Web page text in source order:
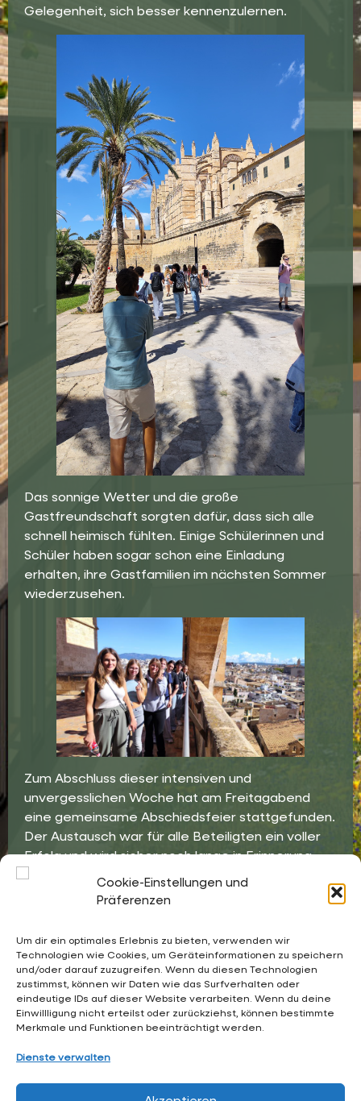
Cookie-Einstellungen und
Präferenzen
Um dir ein optimales Erlebnis zu bieten, verwenden wir
Technologien wie Cookies, um Geräteinformationen zu speichern
und/oder darauf zuzugreifen. Wenn du diesen Technologien
zustimmst, können wir Daten wie das Surfverhalten oder
eindeutige IDs auf dieser Website verarbeiten. Wenn du deine
Einwillligung nicht erteilst oder zurückziehst, können bestimmte
Merkmale und Funktionen beeinträchtigt werden.
Dienste verwalten
Gelegenheit, sich besser kennenzulernen.
Das sonnige Wetter und die große
Gastfreundschaft sorgten dafür, dass sich alle
schnell heimisch fühlten. Einige Schülerinnen und
Schüler haben sogar schon eine Einladung
erhalten, ihre Gastfamilien im nächsten Sommer
wiederzusehen.
Zum Abschluss dieser intensiven und
unvergesslichen Woche hat am Freitagabend
eine gemeinsame Abschiedsfeier stattgefunden.
Der Austausch war für alle Beteiligten ein voller
Erfolg und wird sicher noch lange in Erinnerung
bleiben.
02053 4969 0
sekretariat@waldschloesschen.schule
FAQ - Häufig gestellte Fragen